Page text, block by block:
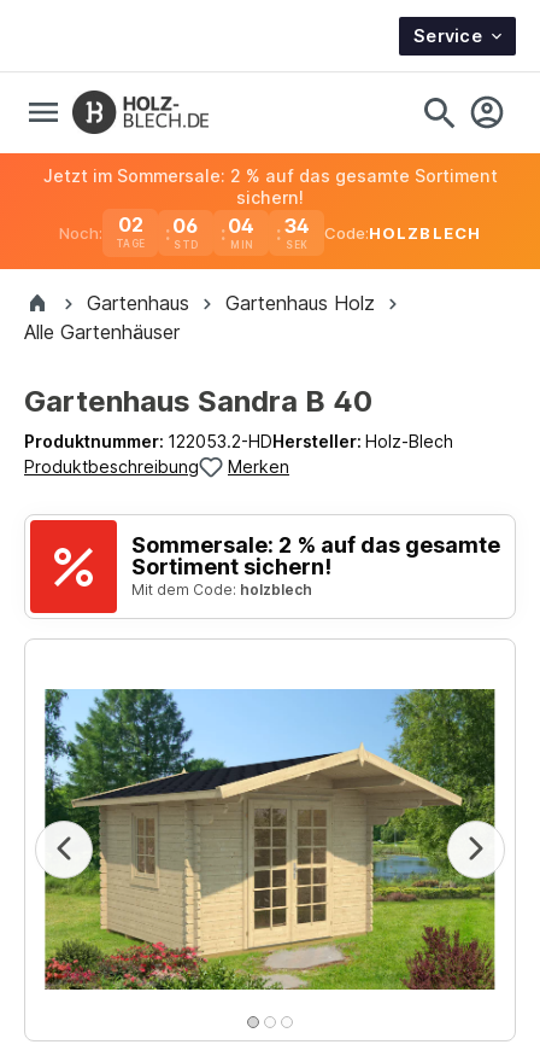
Service
Noch: 02
TAGE
06 04 33
Jetzt im Sommersale: 2 % auf das gesamte Sortiment
sichern!
Code:HOLZBLECH
Gartenhaus
Gartenhaus Holz
Alle Gartenhäuser
Gartenhaus Sandra B 40
Produktnummer: 122053.2-HDHersteller: Holz-Blech
Produktbeschreibung
Merken
Sommersale: 2 % auf das gesamte
Sortiment sichern!
Mit dem Code: holzblech